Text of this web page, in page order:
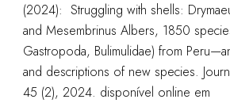
(2024): Struggling with shells:
and Mesembrinus Albers, 1850
Gastropoda, Bulimulidae) from
and descriptions of new species.
45 (2), 2024. disponível online em